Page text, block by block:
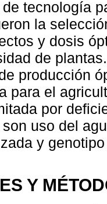
tecnología
la
y dosis
de
producción
para el
por
uso del
y
Y